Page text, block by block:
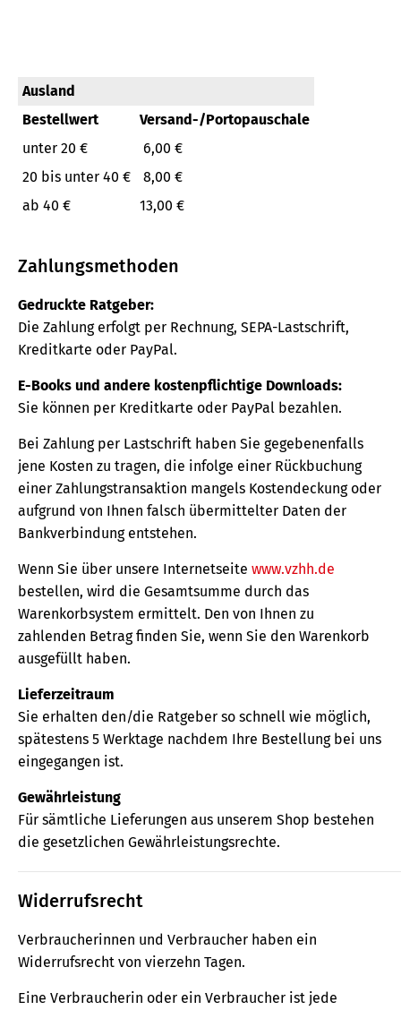
Ausland
Bestellwert
Versand-/Portopauschale
unter 20 €
6,00 €
20 bis unter 40 €
8,00 €
ab 40 €
13,00 €
Zahlungsmethoden
Gedruckte Ratgeber:
Die Zahlung erfolgt per Rechnung, SEPA-Lastschrift,
Kreditkarte oder PayPal.
E-Books und andere kostenpflichtige Downloads:
Sie können per Kreditkarte oder PayPal bezahlen.
Bei Zahlung per Lastschrift haben Sie gegebenenfalls
jene Kosten zu tragen, die infolge einer Rückbuchung
einer Zahlungstransaktion mangels Kostendeckung oder
aufgrund von Ihnen falsch übermittelter Daten der
Bankverbindung entstehen.
Wenn Sie über unsere Internetseite www.vzhh.de
bestellen, wird die Gesamtsumme durch das
Warenkorbsystem ermittelt. Den von Ihnen zu
zahlenden Betrag finden Sie, wenn Sie den Warenkorb
ausgefüllt haben.
Lieferzeitraum
Sie erhalten den/die Ratgeber so schnell wie möglich,
spätestens 5 Werktage nachdem Ihre Bestellung bei uns
eingegangen ist.
Gewährleistung
Für sämtliche Lieferungen aus unserem Shop bestehen
die gesetzlichen Gewährleistungsrechte.
Widerrufsrecht
Verbraucherinnen und Verbraucher haben ein
Widerrufsrecht von vierzehn Tagen.
Eine Verbraucherin oder ein Verbraucher ist jede